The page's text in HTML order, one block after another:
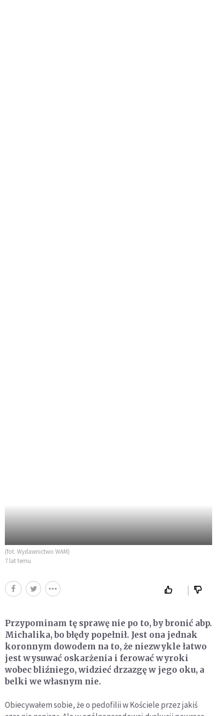
(fot. Wydawnictwo WAM)
7 lat temu
Przypominam tę sprawę nie po to, by bronić abp.
Michalika, bo błędy popełnił. Jest ona jednak
koronnym dowodem na to, że niezwykle łatwo
jest wysuwać oskarżenia i ferować wyroki
wobec bliźniego, widzieć drzazgę w jego oku, a
belki we własnym nie.
Obiecywałem sobie, że o pedofilii w Kościele przez jakiś